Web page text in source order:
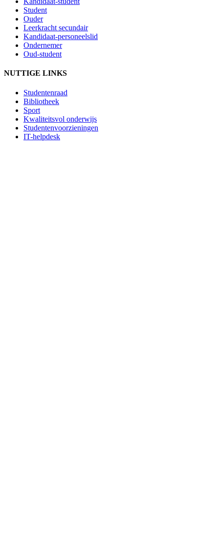
Student
Ouder
Leerkracht secundair
Kandidaat-personeelslid
Ondernemer
Oud-student
NUTTIGE LINKS
Studentenraad
Bibliotheek
Sport
Kwaliteitsvol onderwijs
Studentenvoorzieningen
IT-helpdesk